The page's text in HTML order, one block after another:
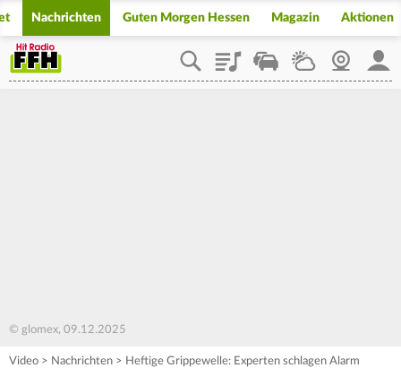
Nachrichten Guten Morgen Hessen Magazin Aktionen
PlaylistStaupilotWetterWebcam
© glomex, 09.12.2025
Video > Nachrichten > Heftige Grippewelle: Experten schlagen Alarm